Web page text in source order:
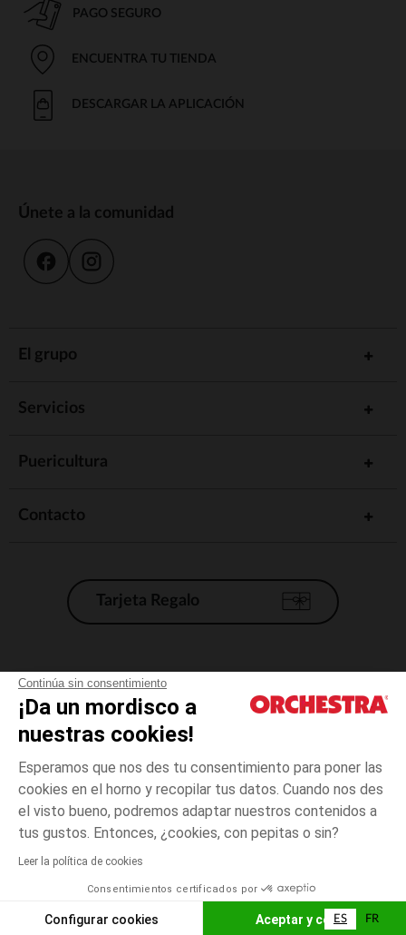
Continúa sin consentimiento
¡Da un mordisco a
nuestras cookies!
Esperamos que nos des tu consentimiento para poner las
cookies en el horno y recopilar tus datos. Cuando nos des
el visto bueno, podremos adaptar nuestros contenidos a
tus gustos. Entonces, ¿cookies, con pepitas o sin?
Leer la política de cookies
Consentimientos certificados por
Configurar cookies Aceptar y cerrar
3
El pago medidante
AÑADIR A LA CESTA
PAGO SEGURO
ENCUENTRA TU TIENDA
DESCARGAR LA APLICACIÓN
Únete a la comunidad
El grupo
Servicios
Puericultura
Contacto
Tarjeta Regalo
Condiciones generales de venta
Aviso Legal
*Condiciones de las ofertas actuales
Gestión de las cookies
Accesibilidad: no conforme
Orchestra adhiere al código de ética de la Federación Francesa de comercio
electrónico y venta a distancia (FEVAD) y al sistema de mediación de
ES FR